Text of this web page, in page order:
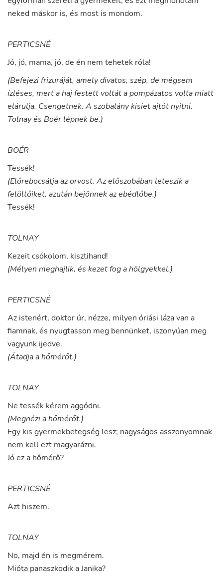
neked máskor is, és most is mondom.
PERTICSNÉ
Jó, jó, mama, jó, de én nem tehetek róla!
(Befejezi frizuráját, amely divatos, szép, de mégsem
ízléses, mert a haj festett voltát a pompázatos volta miatt
elárulja. Csengetnek. A szobalány kisiet ajtót nyitni.
Tolnay és Boér lépnek be.)
BOÉR
Tessék!
(Előrebocsátja az orvost. Az előszobában leteszik a
felöltőiket, azután bejönnek az ebédlőbe.)
Tessék!
TOLNAY
Kezeitcsókolom, kisztihand!
(Mélyen meghajlik, és kezet fog a hölgyekkel.)
PERTICSNÉ
Az istenért, doktor úr, nézze, milyen óriási lázavan a
fiamnak, és nyugtasson meg bennünket, iszonyúan meg
vagyunk ijedve.
(Átadja a hőmérőt.)
TOLNAY
Ne tessék kérem aggódni.
(Megnézi a hőmérőt.)
Egy kis gyermekbetegség lesz; nagyságos asszonyomnak
nem kellezt magyarázni.
Jó ez a hőmérő?
PERTICSNÉ
Azt hiszem.
TOLNAY
No, majd én is megmérem.
Mióta panaszkodik aJanika?